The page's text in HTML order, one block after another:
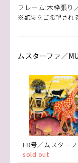
フレーム:木枠張り
※額装をご希望され
ムスターファ／
F8号／ムスター
sold out